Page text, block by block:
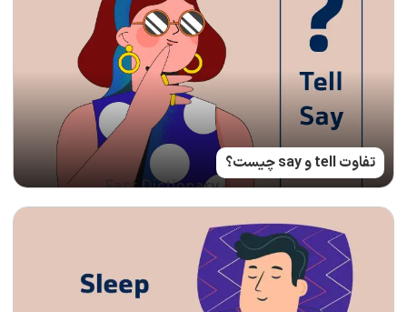
تفاوت tell و say چیست؟